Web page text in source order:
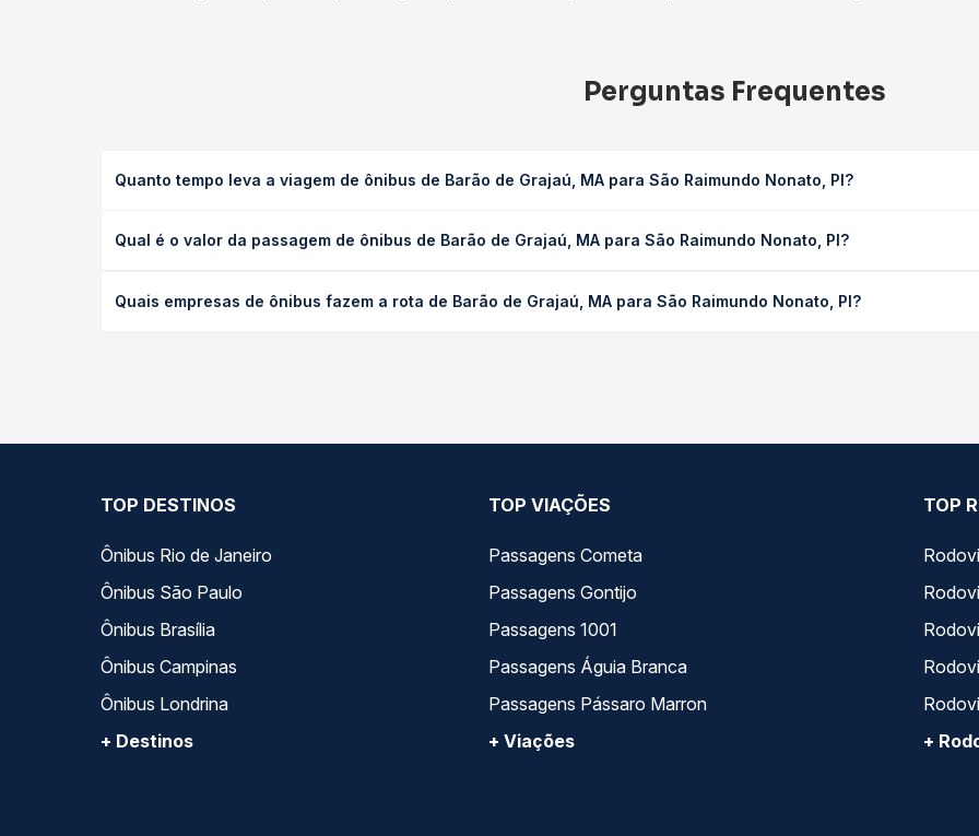
Perguntas Frequentes
Quanto tempo leva a viagem de ônibus de Barão de Grajaú, MA para São Raimundo Nonato, PI?
executivo ou leito) e as condições de tráfego. Na Quero Passagem você consulta os horários disponíveis e vê a
Qual é o valor da passagem de ônibus de Barão de Grajaú, MA para São Raimundo Nonato, PI?
de poltrona e a antecedência da compra. Na Quero Passagem você compara os preços de todas as viações em
Quais empresas de ônibus fazem a rota de Barão de Grajaú, MA para São Raimundo Nonato, PI?
TOP DESTINOS
Ônibus Rio de Janeiro
Ônibus São Paulo
Ônibus Brasília
Ônibus Campinas
Ônibus Londrina
+ Destinos
TOP VIAÇÕES
Passagens Cometa
Passagens Gontijo
Passagens 1001
Passagens Águia Branca
Passagens Pássaro Marron
+ Viações
TOP
+